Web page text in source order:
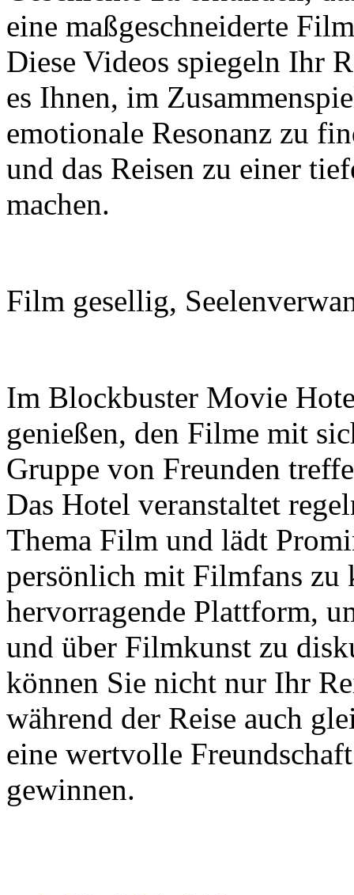
eine maßgeschneiderte
Diese Videos spiegeln Ihr
es Ihnen, im
emotionale Resonanz zu
und das Reisen zu einer
machen.
Film gesellig,
Im Blockbuster Movie
genießen, den Filme mit
Gruppe von Freunden
Das Hotel veranstaltet
Thema Film und lädt
persönlich mit Filmfans zu
hervorragende Plattform,
und über Filmkunst zu
können Sie nicht nur Ihr
während der Reise auch
eine wertvolle
gewinnen.